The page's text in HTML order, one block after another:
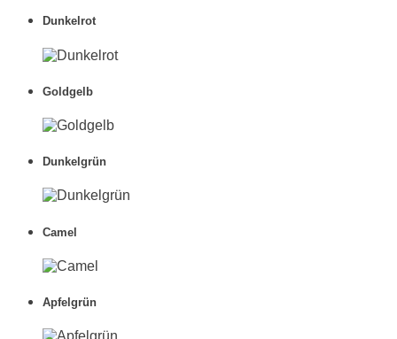
Dunkelrot
Goldgelb
Dunkelgrün
Camel
Apfelgrün